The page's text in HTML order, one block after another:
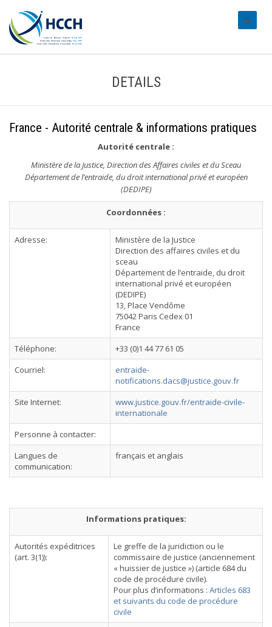
DETAILS
France - Autorité centrale & informations pratiques
Autorité centrale :
Ministère de la Justice, Direction des Affaires civiles et du Sceau
Département de l’entraide, du droit international privé et européen
(DEDIPE)
Coordonnées :
Adresse:
Ministère de la Justice
Direction des affaires civiles et du
sceau
Département de l’entraide, du droit
international privé et européen
(DEDIPE)
13, Place Vendôme
75042 Paris Cedex 01
France
Téléphone:
+33 (0)1 44 77 61 05
Courriel:
entraide-
notifications.dacs@justice.gouv.fr
Site Internet:
www.justice.gouv.fr/entraide-civile-
internationale
Personne à contacter:
Langues de
communication:
français et anglais
Informations pratiques:
Autorités expéditrices
(art. 3(1)):
Le greffe de la juridiction ou le
commissaire de justice (anciennement
« huissier de justice ») (article 684 du
code de procédure civile).
Pour plus d’informations : Articles 683
et suivants du code de procédure
civile